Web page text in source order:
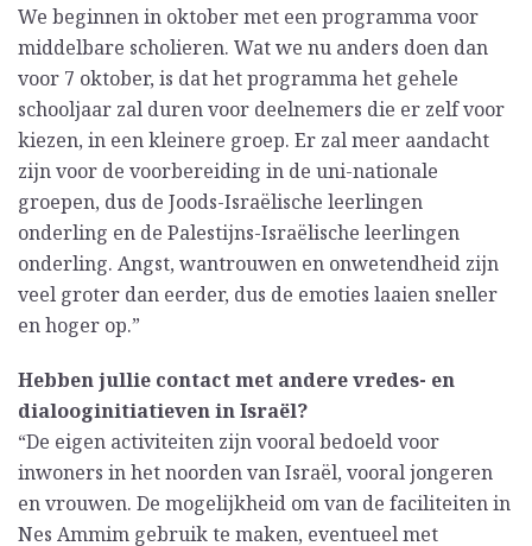
We beginnen in oktober met een programma voor
middelbare scholieren. Wat we nu anders doen dan
voor 7 oktober, is dat het programma het gehele
schooljaar zal duren voor deelnemers die er zelf voor
kiezen, in een kleinere groep. Er zal meer aandacht
zijn voor de voorbereiding in de uni-nationale
groepen, dus de Joods-Israëlische leerlingen
onderling en de Palestijns-Israëlische leerlingen
onderling. Angst, wantrouwen en onwetendheid zijn
veel groter dan eerder, dus de emoties laaien sneller
en hoger op.”
Hebben jullie contact met andere vredes- en
dialooginitiatieven in Israël?
“De eigen activiteiten zijn vooral bedoeld voor
inwoners in het noorden van Israël, vooral jongeren
en vrouwen. De mogelijkheid om van de faciliteiten in
Nes Ammim gebruik te maken, eventueel met